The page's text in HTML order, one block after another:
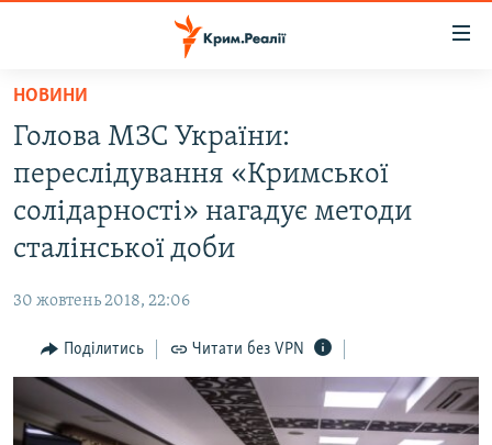
Перейти
основного
матеріалу
Перейти
до
основної
Перейти
пошуку
ВІДЕО ТА ФОТО
ПОЛІТИКА
ІНТЕРВ'Ю
ВСЕ ЗА ДЕНЬ
СПЕЦПРОЕКТИ
НОВИНИ
Голова МЗС України:
переслідування «Кримської
солідарності» нагадує методи
сталінської доби
30 жовтень 2018, 22:06
Поділитись Читати без VPN